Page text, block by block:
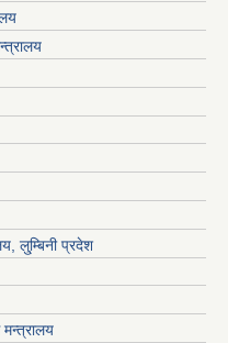
लु्म्बिनी प्रदेश
मन्त्रालय